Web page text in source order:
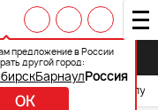
предложение в России
другой город:
Барнаул Россия
OK
свой мотоцикл и